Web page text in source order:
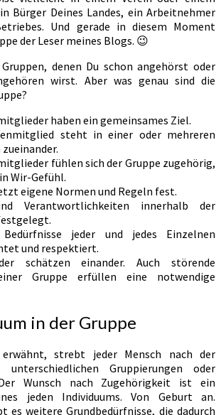
Bürger Deines Landes, ein Arbeitnehmer
Und gerade in diesem Moment
der Leser meines Blogs. 😉
denen Du schon angehörst oder
wirst. Aber was genau sind die
haben ein gemeinsames Ziel.
steht in einer oder mehreren
fühlen sich der Gruppe zugehörig,
Wir-Gefühl.
eigene Normen und Regeln fest.
Verantwortlichkeiten innerhalb der
jeder und jedes Einzelnen
und respektiert.
schätzen einander. Auch störende
Gruppe erfüllen eine notwendige
in der Gruppe
strebt jeder Mensch nach der
Gruppierungen oder
Wunsch nach Zugehörigkeit ist ein
jeden Individuums. Von Geburt an.
es weitere Grundbedürfnisse, die dadurch